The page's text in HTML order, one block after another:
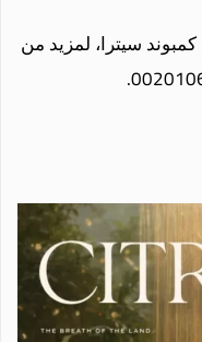
سيترا، لمزيد من